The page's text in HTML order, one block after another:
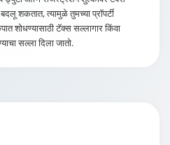
शकतात, त्यामुळे तुमच्या प्रॉपर्टी
शोधण्यासाठी टॅक्स सल्लागार किंवा
सल्ला दिला जातो.